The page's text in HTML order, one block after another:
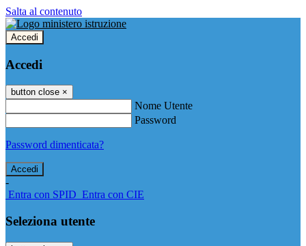
Salta al contenuto
Accedi
Accedi
button close ×
Nome Utente
Password
Password dimenticata?
-
Entra con SPID Entra con CIE
Seleziona utente